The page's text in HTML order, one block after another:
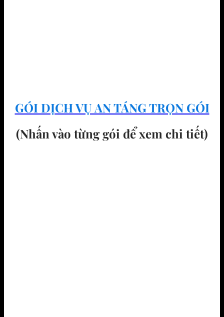
GÓI DỊCH VỤ AN TÁNG TRỌN GÓI
(Nhấn vào từng gói để xem chi tiết)